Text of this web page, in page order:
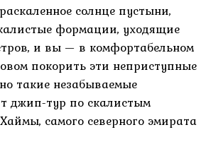
солнце пустыни,
формации, уходящие
и вы — в комфортабельном
покорить эти неприступные
такие незабываемые
джип-тур по скалистым
самого северного эмирата